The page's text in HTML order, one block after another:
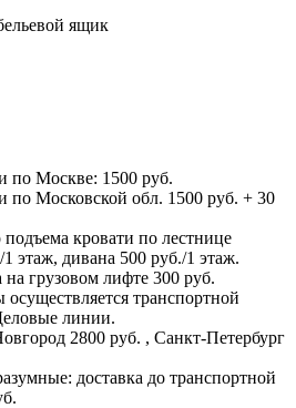
ящик
по Москве: 1500 руб.
по Московской обл. 1500 руб. + 30
кровати по лестнице
1 этаж, дивана 500 руб./1 этаж.
грузовом лифте 300 руб.
осуществляется транспортной
линии.
2800 руб. , Санкт-Петербург
доставка до транспортной